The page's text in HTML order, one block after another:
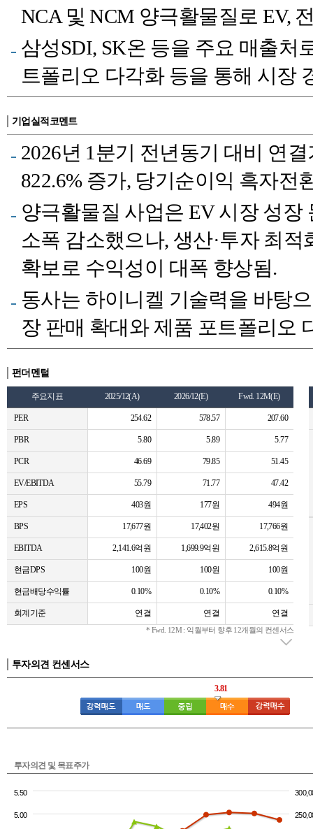
NCA 및 NCM 양극활물질로 EV,
삼성SDI, SK온 등을 주요 매출처
트폴리오 다각화 등을 통해 시장
기업실적코멘트
2026년 1분기 전년동기 대비 연
822.6% 증가, 당기순이익 흑자전
양극활물질 사업은 EV 시장 성
소폭 감소했으나, 생산·투자 최
확보로 수익성이 대폭 향상됨.
동사는 하이니켈 기술력을 바탕
장 판매 확대와 제품 포트폴리오
펀더멘털
주요지표 2025/12(A) 2026/12(E) Fwd. 12M(E)
PER 254.62 578.57 207.60
PBR 5.80 5.89 5.77
PCR 46.69 79.85 51.45
EV/EBITDA 55.79 71.77 47.42
EPS 403원 177원 494원
BPS 17,677원 17,402원 17,766원
EBITDA 2,141.6억원 1,699.9억원 2,615.8억원
현금DPS 100원 100원 100원
현금배당수익률 0.10% 0.10% 0.10%
회계기준 연결 연결 연결
* Fwd. 12M : 익월부터 향후 12개월의 컨센서스
투자의견 컨센서스
3.81
투자의견 및 목표주가
5.00
5.50